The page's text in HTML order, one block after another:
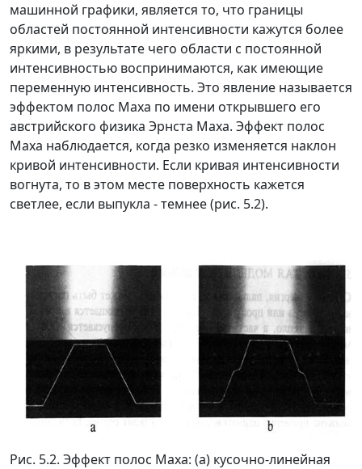
машинной графики, является то, что границы
областей постоянной интенсивности кажутся более
яркими, в результате чего области с постоянной
интенсивностью воспринимаются, как имеющие
переменную интенсивность. Это явление называется
эффектом полос Маха по имени открывшего его
австрийского физика Эрнста Маха. Эффект полос
Маха наблюдается, когда резко изменяется наклон
кривой интенсивности. Если кривая интенсивности
вогнута, то в этом месте поверхность кажется
светлее, если выпукла -темнее (рис. 5.2).
Рис. 5.2. Эффект полос Маха: (а) кусочно-линейная